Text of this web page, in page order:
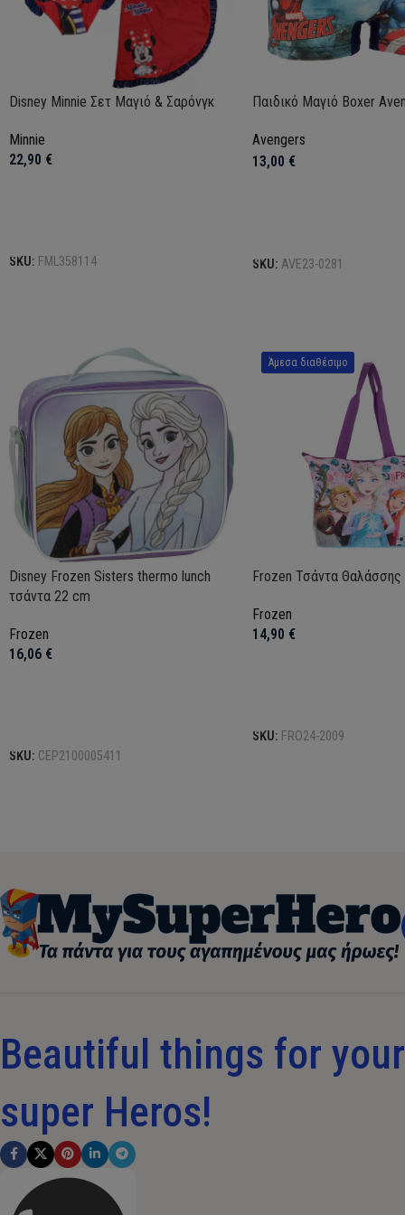
Disney Minnie Σετ Μαγιό & Σαρόνγκ
Minnie
22,90 €
SKU: FML358114
Παιδικό Μαγιό Boxer
Avengers
13,00 €
SKU: AVE23-0281
Disney Frozen Sisters thermo lunch
τσάντα 22 cm
Frozen
16,06 €
SKU: CEP2100005411
Άμεσα διαθέσιμο
Frozen Τσάντα Θαλάσσης
Frozen
14,90 €
SKU: FRO24-2009
Beautiful things for
super Heros!